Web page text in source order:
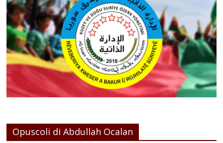
Opuscoli di Abdullah Ocalan